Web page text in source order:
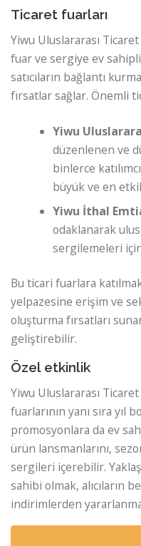
Ticaret fuarları
Yiwu Uluslararası
fuar ve sergiye ev
satıcıların bağlantı
fırsatlar sağlar. Önemli
Yiwu
düzenlenen ve
binlerce
büyük ve en
Yiwu İthal
odaklanarak
sergilemeleri
Bu ticari fuarlara
yelpazesine erişim ve
oluşturma fırsatları
geliştirebilir.
Özel etkinlik
Yiwu Uluslararası
fuarlarının yanı sıra
promosyonlara da ev
ürün lansmanlarını,
sergileri içerebilir.
sahibi olmak, alıcıların
indirimlerden